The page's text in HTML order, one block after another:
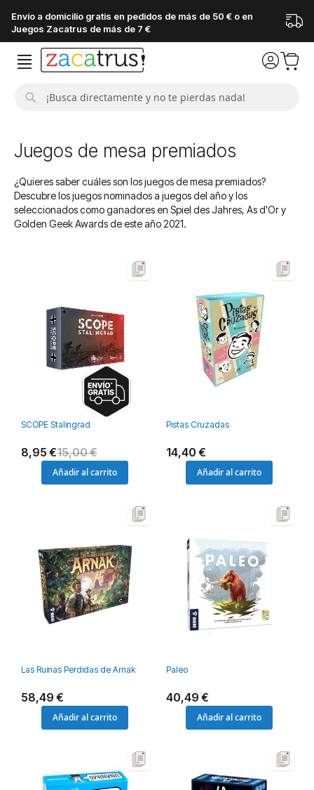
Envío a domicilio gratis en pedidos de más de 50 € o en
Juegos Zacatrus de más de 7 €
Juegos de mesa premiados
¿Quieres saber cuáles son los juegos de mesa premiados?
Descubre los juegos nominados a juegos del año y los
seleccionados como ganadores en Spiel des Jahres, As d'Or y
Golden Geek Awards de este año 2021.
SCOPE Stalingrad
8,95 €15,00 €
Añadir al carrito
Pistas Cruzadas
14,40 €
Añadir al carrito
Las Ruinas Perdidas de Arnak
58,49 €
Añadir al carrito
Paleo
40,49 €
Añadir al carrito